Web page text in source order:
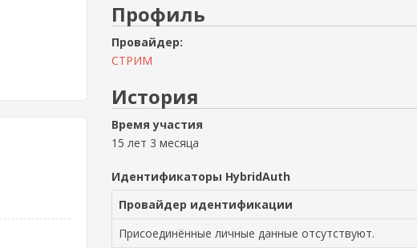
Профиль
Провайдер:
СТРИМ
История
Время участия
15 лет 3 месяца
Идентификаторы HybridAuth
Провайдер идентификации
Присоединённые личные данные отсутствуют.